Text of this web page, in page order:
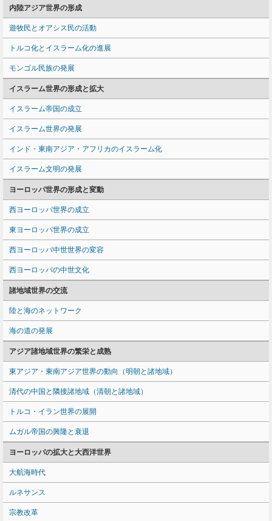
内陸アジア世界の形成
遊牧民とオアシス民の活動
トルコ化とイスラーム化の進展
モンゴル民族の発展
イスラーム世界の形成と拡大
イスラーム帝国の成立
イスラーム世界の発展
インド・東南アジア・アフリカのイスラーム化
イスラーム文明の発展
ヨーロッパ世界の形成と変動
西ヨーロッパ世界の成立
東ヨーロッパ世界の成立
西ヨーロッパ中世世界の変容
西ヨーロッパの中世文化
諸地域世界の交流
陸と海のネットワーク
海の道の発展
アジア諸地域世界の繁栄と成熟
東アジア・東南アジア世界の動向（明朝と諸地域）
清代の中国と隣接諸地域（清朝と諸地域）
トルコ・イラン世界の展開
ムガル帝国の興隆と衰退
ヨーロッパの拡大と大西洋世界
大航海時代
ルネサンス
宗教改革